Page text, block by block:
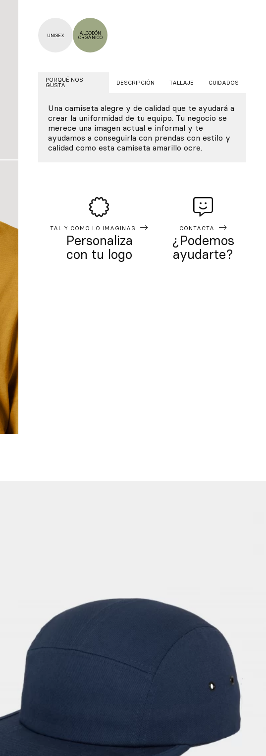
UNISEX
ALGODÓN
ORGÁNICO
PORQUÉ NOS
GUSTA DESCRIPCIÓN TALLAJE CUIDADOS
Una camiseta alegre y de calidad que te ayudará a
crear la uniformidad de tu equipo. Tu negocio se
merece una imagen actual e informal y te
ayudamos a conseguirla con prendas con estilo y
calidad como esta camiseta amarillo ocre.
TAL Y COMO LO IMAGINAS
Personaliza
con tu logo
CONTACTA
¿Podemos
ayudarte?